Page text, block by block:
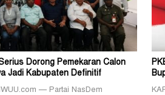
Dorong Pemekaran Calon
Jadi Kabupaten Definitif
— Partai NasDem